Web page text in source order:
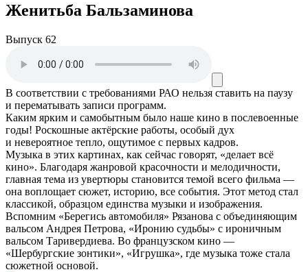
Женитьба Бальзаминова
Выпуск 62
В соответствии с требованиями РАО нельзя ставить на паузу
и перематывать записи программ.
Каким ярким и самобытным было наше кино в послевоенные
годы! Роскошные актёрские работы, особый дух
и невероятное тепло, ощутимое с первых кадров.
Музыка в этих картинах, как сейчас говорят, «делает всё
кино». Благодаря жанровой красочности и мелодичности,
главная тема из увертюры становится темой всего фильма —
она воплощает сюжет, историю, все события. Этот метод стал
классикой, образцом единства музыки и изображения.
Вспомним «Берегись автомобиля» Рязанова с объединяющим
вальсом Андрея Петрова, «Иронию судьбы» с ироничным
вальсом Таривердиева. Во французском кино —
«Шербургские зонтики», «Игрушка», где музыка тоже стала
сюжетной основой.